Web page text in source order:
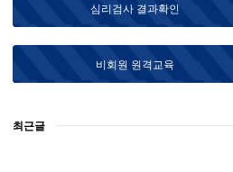
심리검사 결과확인
비회원 원격교육
최근글